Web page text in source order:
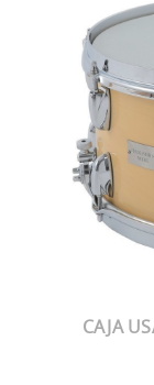
CAJA